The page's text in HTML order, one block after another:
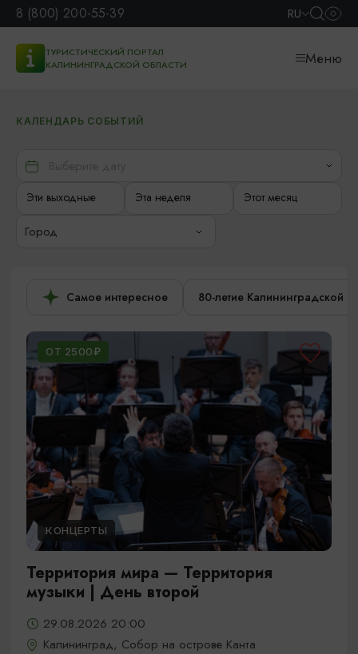
8 (800) 200-55-39 RU
ТУРИСТИЧЕСКИЙ ПОРТАЛ
КАЛИНИНГРАДСКОЙ ОБЛАСТИ
Меню
КАЛЕНДАРЬ СОБЫТИЙ
Эти выходные Эта неделя Этот месяц
Город
Самое интересное 80-летие Калининградской
ОТ 2500₽
КОНЦЕРТЫ
Территория мира — Территория
музыки | День второй
29.08.2026 20:00
Калининград, Собор на острове Канта